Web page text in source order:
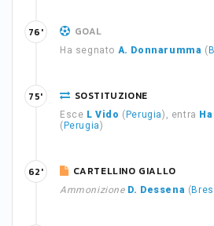
GOAL
Ha segnato A. Donnarumma (
76'
SOSTITUZIONE
Esce L Vido ( Perugia), entra
( Perugia)
75'
CARTELLINO GIALLO
Ammonizione D. Dessena (
62'